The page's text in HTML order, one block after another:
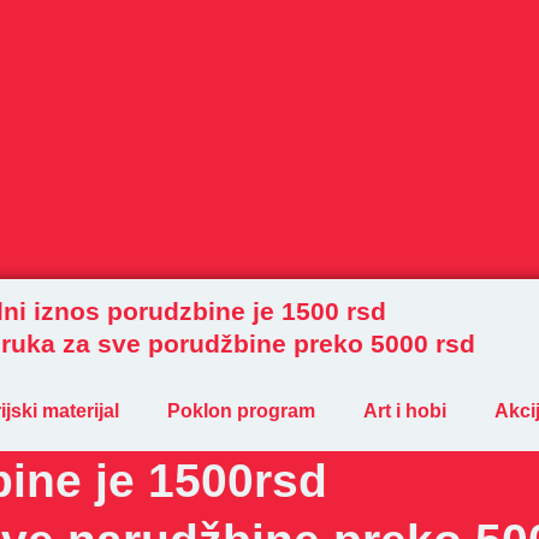
iznos porudzbine je 1500 rsd
za sve porudžbine preko 5000 rsd
materijal Poklon program Art i hobi
je 1500rsd